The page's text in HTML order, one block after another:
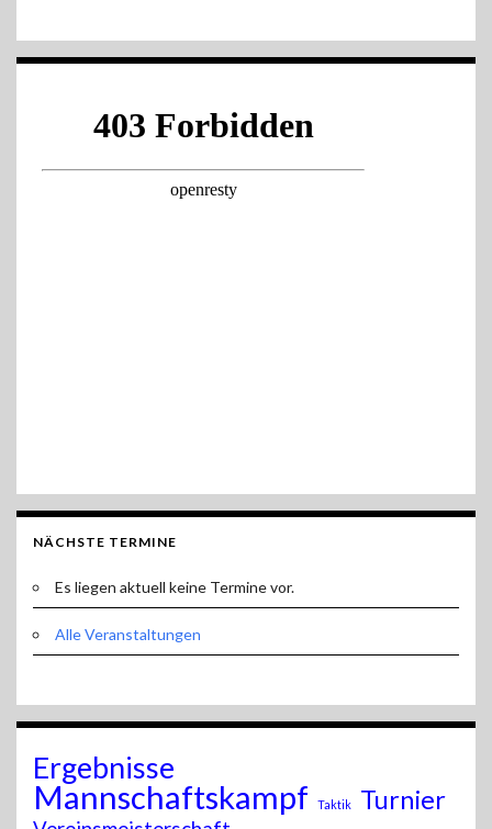
NÄCHSTE TERMINE
Es liegen aktuell keine Termine vor.
Alle Veranstaltungen
Ergebnisse
Mannschaftskampf Taktik Turnier